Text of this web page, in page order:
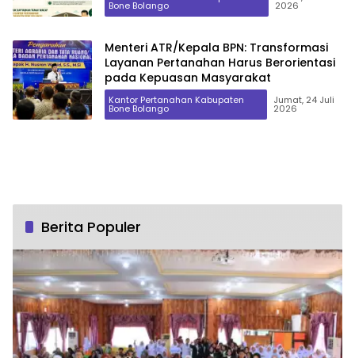
Bone Bolango 2026
Menteri ATR/Kepala BPN: Transformasi
Layanan Pertanahan Harus Berorientasi
pada Kepuasan Masyarakat
Kantor Pertanahan Kabupaten
Bone Bolango
Jumat, 24 Juli
2026
Berita Populer